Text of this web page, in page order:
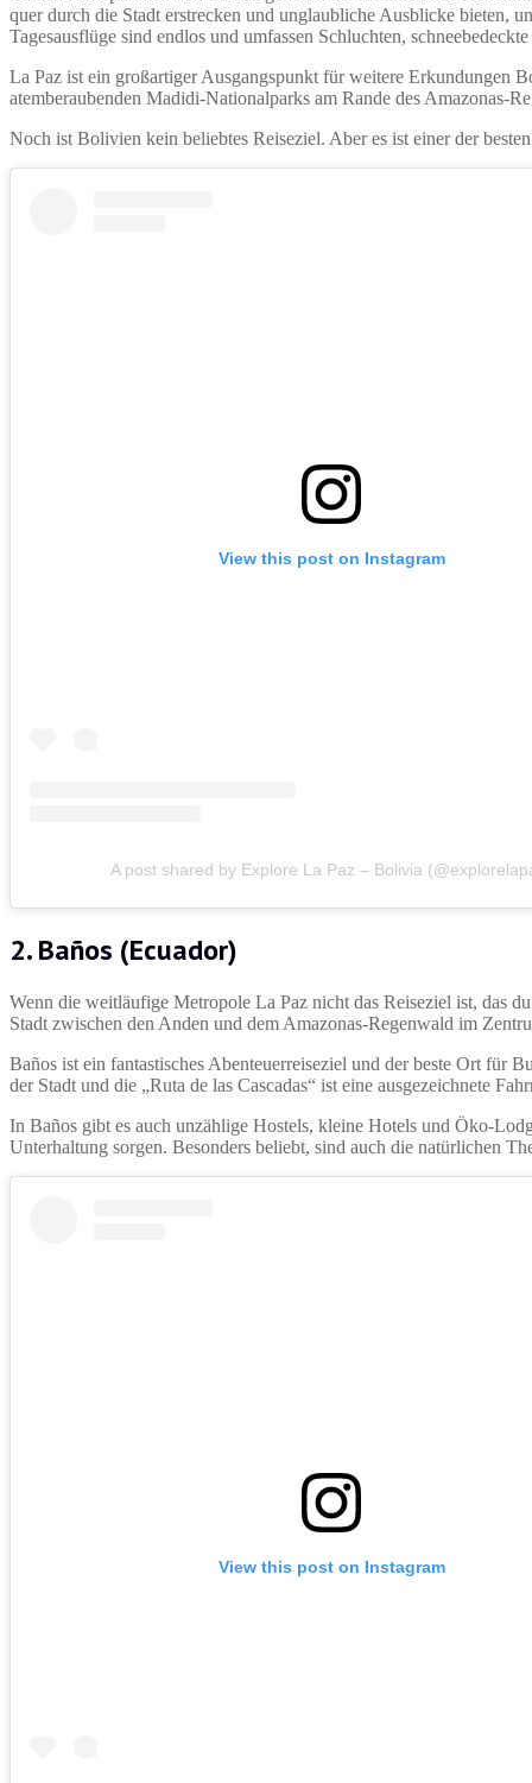
quer durch die Stadt erstrecken und unglaubliche Ausblicke bieten,
Tagesausflüge sind endlos und umfassen Schluchten,
La Paz ist ein großartiger Ausgangspunkt für weitere Erkundungen
atemberaubenden Madidi-Nationalparks am Rande des Amazonas-
Noch ist Bolivien kein beliebtes Reiseziel. Aber es ist einer der
View this post on Instagram
A post shared by Explore La Paz – Bolivia
2. Baños (Ecuador)
Wenn die weitläufige Metropole La Paz nicht das Reiseziel ist, das
Stadt zwischen den Anden und dem Amazonas-Regenwald im
Baños ist ein fantastisches Abenteuerreiseziel und der beste Ort für
der Stadt und die „Ruta de las Cascadas“ ist eine ausgezeichnete
In Baños gibt es auch unzählige Hostels, kleine Hotels und Öko-
Unterhaltung sorgen. Besonders beliebt, sind auch die natürlichen
View this post on Instagram